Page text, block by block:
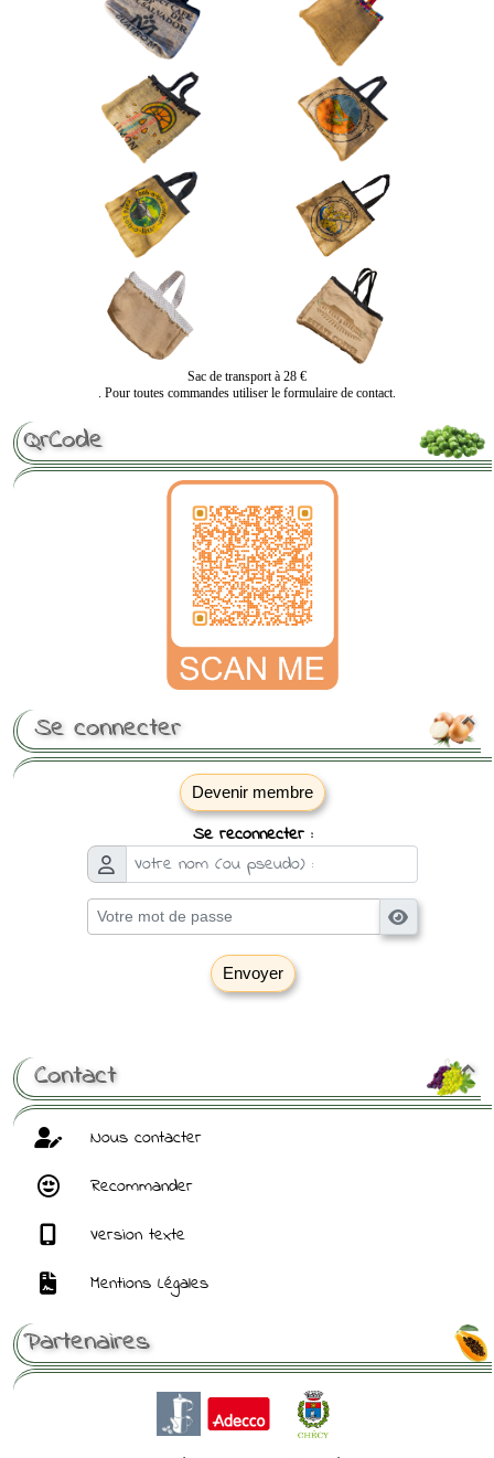
Sac de transport à 28 €
. Pour toutes commandes utiliser le formulaire de contact.
QrCode

Se connecter
Devenir membre
Se reconnecter :
Envoyer

Contact
Nous contacter
Recommander
Version texte
Mentions Légales
Partenaires